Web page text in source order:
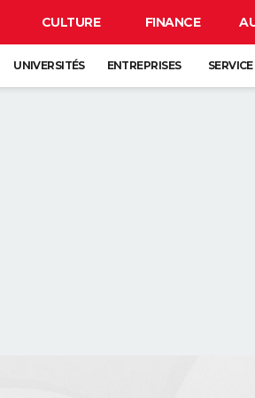
CULTURE FINANCE
UNIVERSITÉS ENTREPRISES